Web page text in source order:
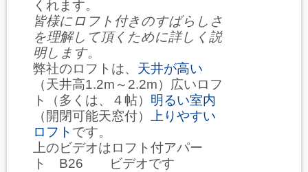
くれます。
皆様にロフト付きのすばらしさ
を理解して頂くために詳しく説
明します。
弊社のロフトは、 天井が高い
（天井高1.2m～2.2m）広いロフ
ト（多くは、４帖） 明るい室内
（開閉可能天窓付）上りやすい
ロフト です。
上のビデオはロフト付アパー
ト B26 ビデオです